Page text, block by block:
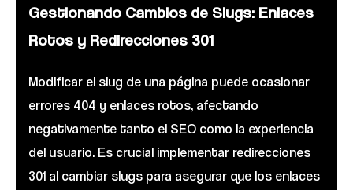
Gestionando Cambios de Slugs: Enlaces
Rotos y Redirecciones 301
Modificar el slug de una página puede ocasionar
errores 404 y enlaces rotos, afectando
negativamente tanto el SEO como la experiencia
del usuario. Es crucial implementar redirecciones
301 al cambiar slugs para asegurar que los enlaces